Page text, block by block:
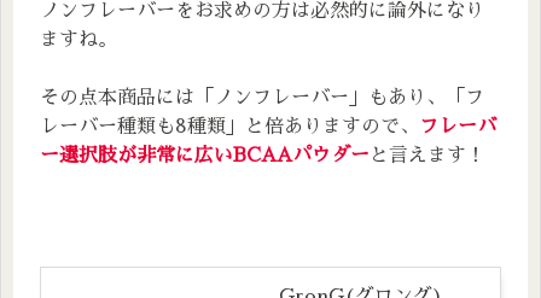
ノンフレーバーをお求めの方は必然的に論外になり
ますね。
その点本商品には「ノンフレーバー」もあり、「フ
レーバー種類も8種類」と倍ありますので、
フレーバ
ー選択肢が非常に広いBCAAパウダー と言えます！